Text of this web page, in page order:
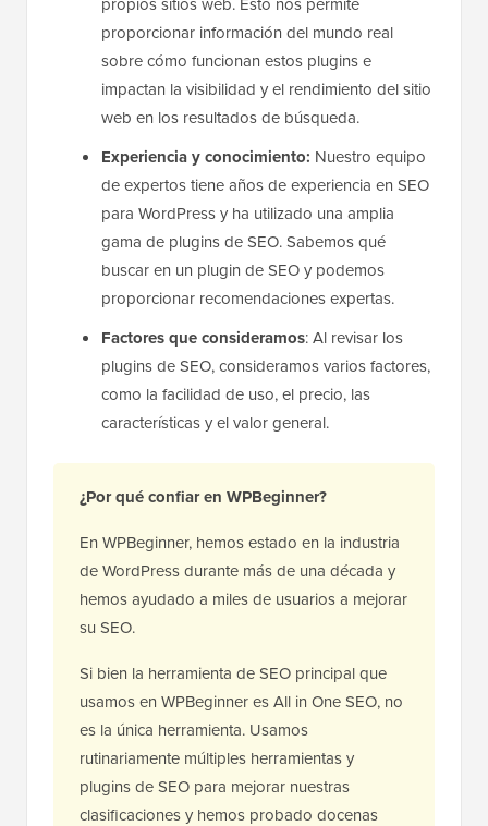
proporcionar información del mundo real
sobre cómo funcionan estos plugins e
impactan la visibilidad y el rendimiento del sitio
web en los resultados de búsqueda.
Experiencia y conocimiento: Nuestro equipo
de expertos tiene años de experiencia en SEO
para WordPress y ha utilizado una amplia
gama de plugins de SEO. Sabemos qué
buscar en un plugin de SEO y podemos
proporcionar recomendaciones expertas.
Factores que consideramos: Al revisar los
plugins de SEO, consideramos varios factores,
como la facilidad de uso, el precio, las
características y el valor general.
¿Por qué confiar en WPBeginner?
En WPBeginner, hemos estado en la industria
de WordPress durante más de una década y
hemos ayudado a miles de usuarios a mejorar
su SEO.
Si bien la herramienta de SEO principal que
usamos en WPBeginner es All in One SEO, no
es la única herramienta. Usamos
rutinariamente múltiples herramientas y
plugins de SEO para mejorar nuestras
clasificaciones y hemos probado docenas